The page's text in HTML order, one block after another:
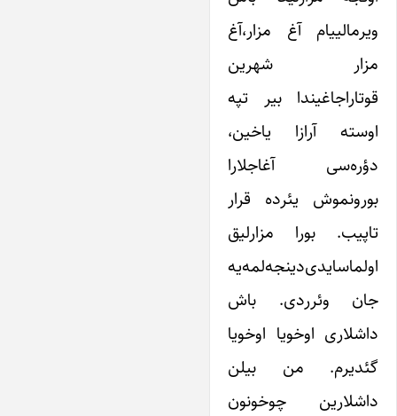
ویرمالییام آغ مزار،آغ
مزار شهرین
قوتاراجاغیندا بیر تپه
اوسته آرازا یاخین،
دؤره‌سی آغاجلارا
بورونموش یئرده قرار
تاپیب. بورا مزارلیق
اولماسایدی‌دینجه‌لمه‌یه
جان وئرردی. باش
داشلاری اوخویا اوخویا
گئدیرم. من بیلن
داشلارین چوخونون